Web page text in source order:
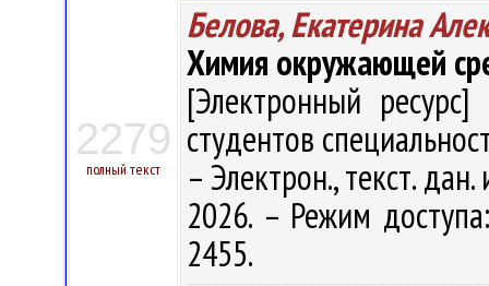
2279
полный текст
Белова, Екатерина
Химия окружающей
[Электронный
студентов
– Электрон., текст.
2026. – Режим
2455.